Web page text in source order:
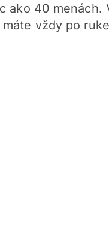
ako 40 menách.
vždy po